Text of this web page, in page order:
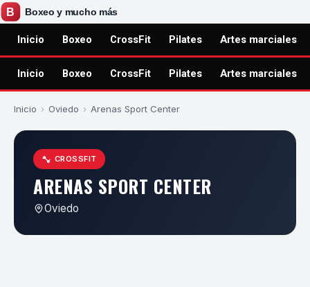
Inicio Boxeo CrossFit Pilates Artes marciales
Inicio Boxeo CrossFit Pilates Artes marciales
Inicio › Oviedo › Arenas Sport Center
CROSSFIT
ARENAS SPORT CENTER
Oviedo